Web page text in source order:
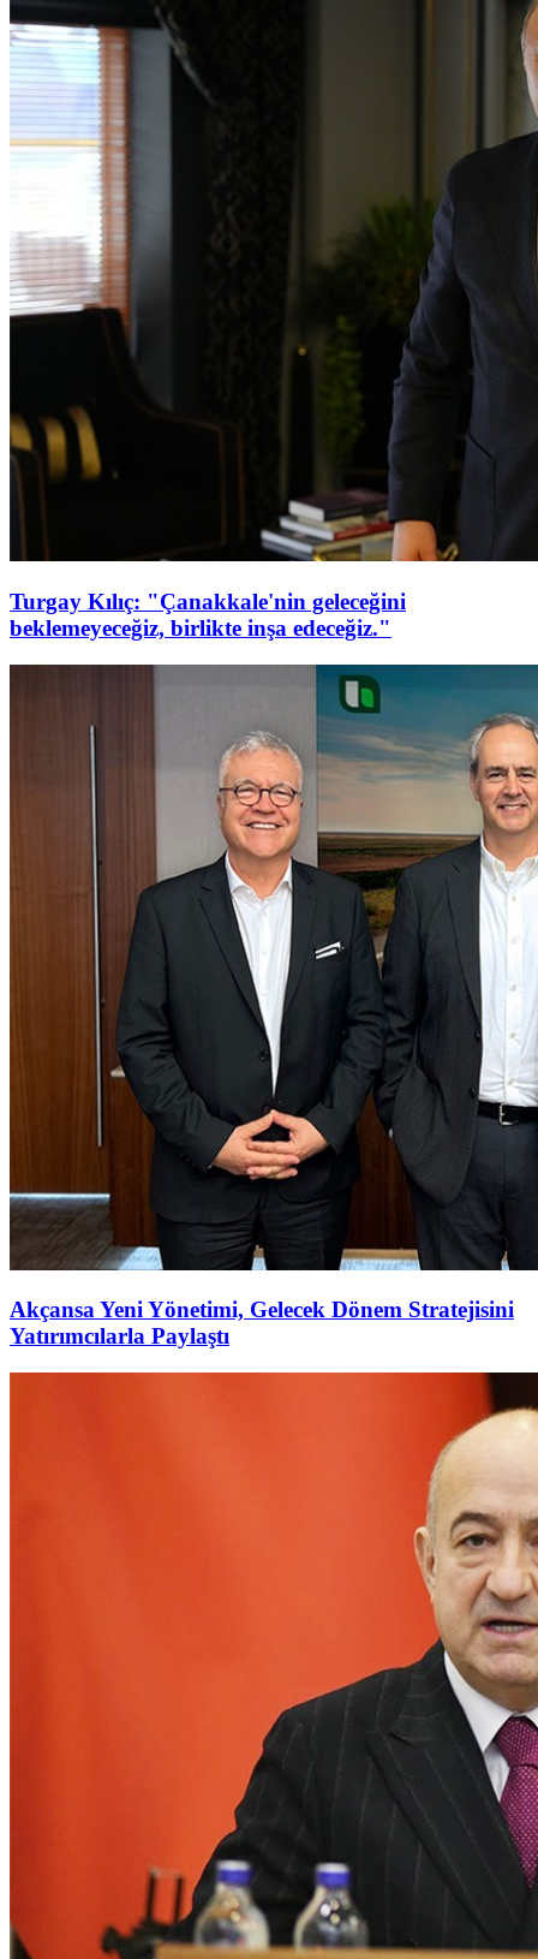
Turgay Kılıç: "Çanakkale'nin geleceğini
beklemeyeceğiz, birlikte inşa edeceğiz."
Akçansa Yeni Yönetimi, Gelecek Dönem Stratejisini
Yatırımcılarla Paylaştı